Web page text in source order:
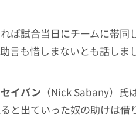
ば試合当日にチームに帯同
言も惜しまないとも話しま
イバン （Nick Sabany）氏
と出ていった奴の助けは借